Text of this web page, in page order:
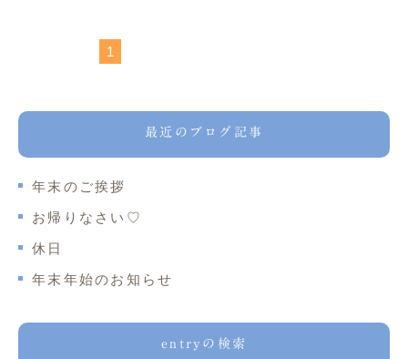
1
最近のブログ記事
年末のご挨拶
お帰りなさい♡
休日
年末年始のお知らせ
entryの検索